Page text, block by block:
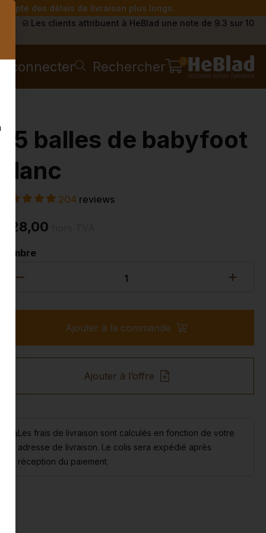
des délais de livraison plus longs.
Les clients attribuent à HeBlad une note de 9.3 sur 10
connecter Rechercher 0
balles de babyfoot
204 reviews
28,00
Ajouter à la commande
Ajouter à l’offre
Les frais de livraison sont calculés en fonction de votre
adresse de livraison. Le colis sera expédié après
réception du paiement.